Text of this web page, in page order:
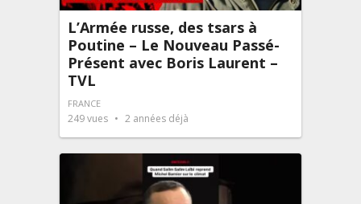
L’Armée russe, des tsars à
Poutine – Le Nouveau Passé-
Présent avec Boris Laurent –
TVL
FRANCE
249vues 2 années déjà